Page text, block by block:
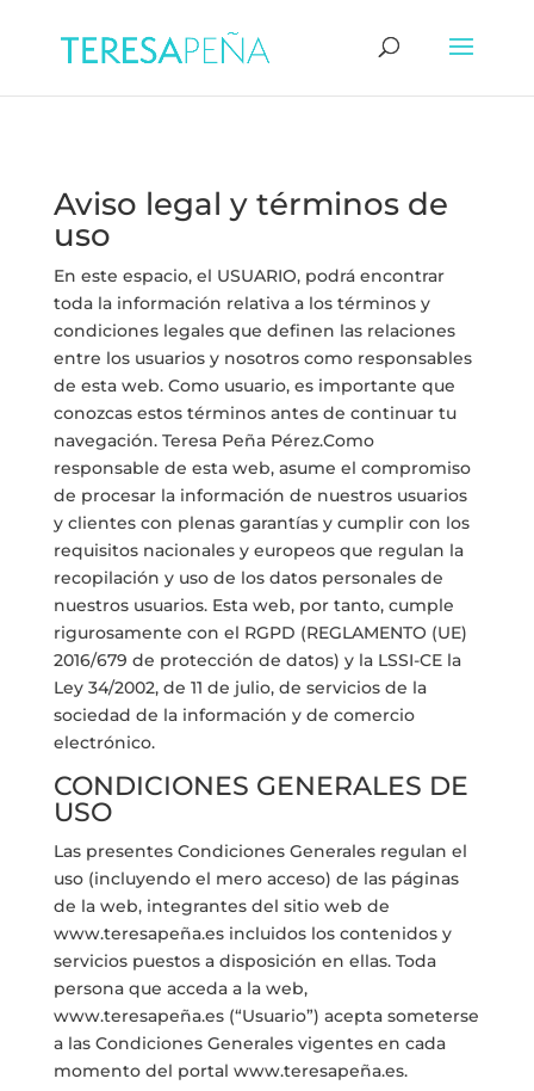
Aviso legal y términos de
uso
En este espacio, el USUARIO, podrá encontrar
toda la información relativa a los términos y
condiciones legales que definen las relaciones
entre los usuarios y nosotros como responsables
de esta web. Como usuario, es importante que
conozcas estos términos antes de continuar tu
navegación. Teresa Peña Pérez.Como
responsable de esta web, asume el compromiso
de procesar la información de nuestros usuarios
y clientes con plenas garantías y cumplir con los
requisitos nacionales y europeos que regulan la
recopilación y uso de los datos personales de
nuestros usuarios. Esta web, por tanto, cumple
rigurosamente con el RGPD (REGLAMENTO (UE)
2016/679 de protección de datos) y la LSSI-CE la
Ley 34/2002, de 11 de julio, de servicios de la
sociedad de la información y de comercio
electrónico.
CONDICIONES GENERALES DE
USO
Las presentes Condiciones Generales regulan el
uso (incluyendo el mero acceso) de las páginas
de la web, integrantes del sitio web de
www.teresapeña.es incluidos los contenidos y
servicios puestos a disposición en ellas. Toda
persona que acceda a la web,
www.teresapeña.es (“Usuario”) acepta someterse
a las Condiciones Generales vigentes en cada
momento del portal www.teresapeña.es.